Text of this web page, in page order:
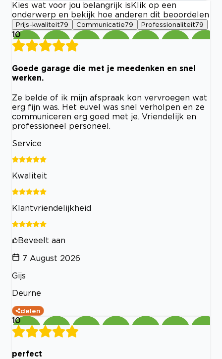
Kies wat voor jou belangrijk is Klik op een
onderwerp en bekijk hoe anderen dit beoordelen
Prijs-kwaliteit79 Communicatie79 Professionaliteit79
10
Goede garage die met je meedenken en snel
werken.
Ze belde of ik mijn afspraak kon vervroegen wat
erg fijn was. Het euvel was snel verholpen en ze
communiceren erg goed met je. Vriendelijk en
professioneel personeel.
Service
Kwaliteit
Klantvriendelijkheid
Beveelt aan
7 August 2026
Gijs
Deurne
delen
10
perfect